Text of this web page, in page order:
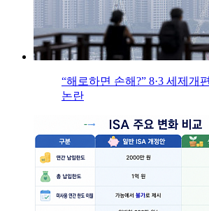
“해로하면 손해?” 8·3 세제개
논란